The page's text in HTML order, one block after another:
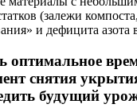
(залежи
и дефицита азота
оптимальное
снятия
будущий